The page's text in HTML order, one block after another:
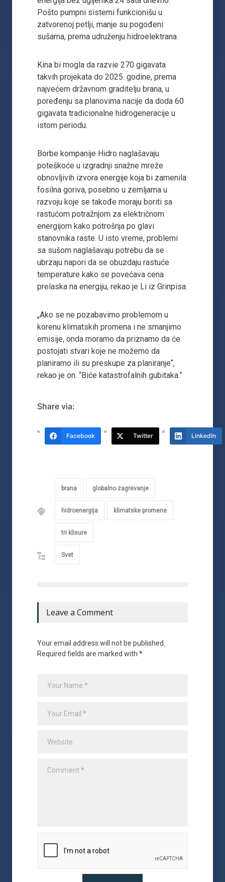
Pošto pumpni sistemi funkcionišu u
zatvorenoj petlji, manje su pogođeni
sušama, prema udruženju hidroelektrana.
Kina bi mogla da razvie 270 gigavata
takvih projekata do 2025. godine, prema
najvećem državnom graditelju brana, u
poređenju sa planovima nacije da doda 60
gigavata tradicionalne hidrogeneracije u
istom periodu.
Borbe kompanije Hidro naglašavaju
poteškoće u izgradnji snažne mreže
obnovljivih izvora energije koja bi zamenila
fosilna goriva, posebno u zemljama u
razvoju koje se takođe moraju boriti sa
rastućom potražnjom za električnom
energijom kako potrošnja po glavi
stanovnika raste. U isto vreme, problemi
sa sušom naglašavaju potrebu da se
ubrzaju napori da se obuzdaju rastuće
temperature kako se povećava cena
prelaska na energiju, rekao je Li iz Grinpisa.
„Ako se ne pozabavimo problemom u
korenu klimatskih promena i ne smanjimo
emisije, onda moramo da priznamo da će
postojati stvari koje ne možemo da
planiramo ili su preskupe za planiranje“,
rekao je on. “Biće katastrofalnih gubitaka.”
Share via:
Facebook Twitter LinkedIn
brana globalno zagrevanje
hidroenergija klimatske promene
tri klisure
Svet
Leave a Comment
Your email address will not be published.
Required fields are marked with *